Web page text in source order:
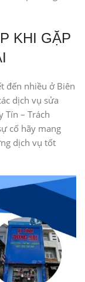
KHI GẶP
đến nhiều ở Biên
dịch vụ sửa
Tín – Trách
cố hãy mang
dịch vụ tốt